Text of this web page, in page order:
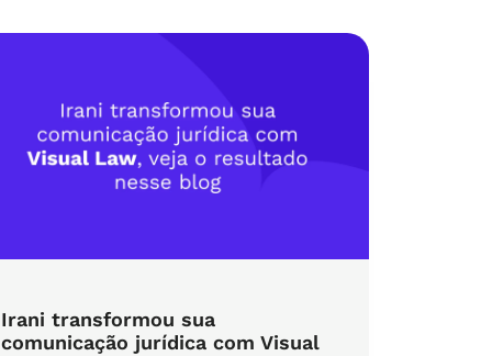
Irani transformou sua
comunicação jurídica com Visual